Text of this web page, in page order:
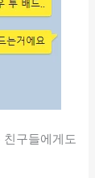
구들에게도